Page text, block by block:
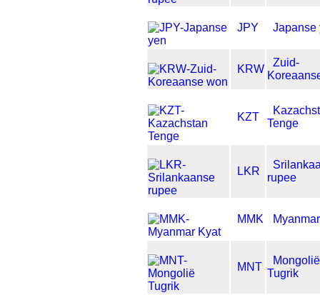
JPY Japanse
KRW
Zuid-
KZT
Tenge
LKR
rupee
MMK
MNT
Mongolië
Tugrik